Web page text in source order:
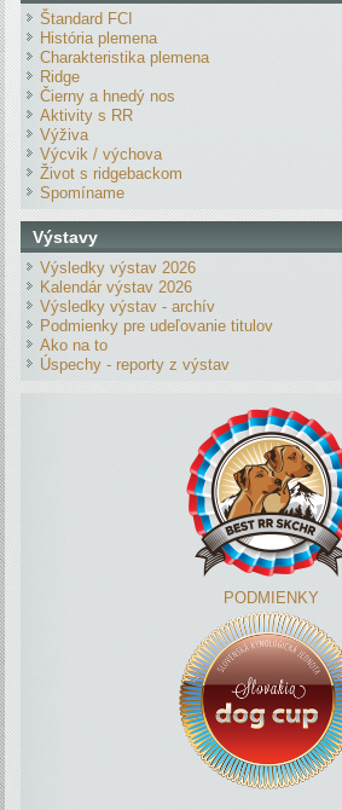
Štandard FCI
História plemena
Charakteristika plemena
Ridge
Čierny a hnedý nos
Aktivity s RR
Výživa
Výcvik / výchova
Život s ridgebackom
Spomíname
Výstavy
Výsledky výstav 2026
Kalendár výstav 2026
Výsledky výstav - archív
Podmienky pre udeľovanie titulov
Ako na to
Úspechy - reporty z výstav
PODMIENKY